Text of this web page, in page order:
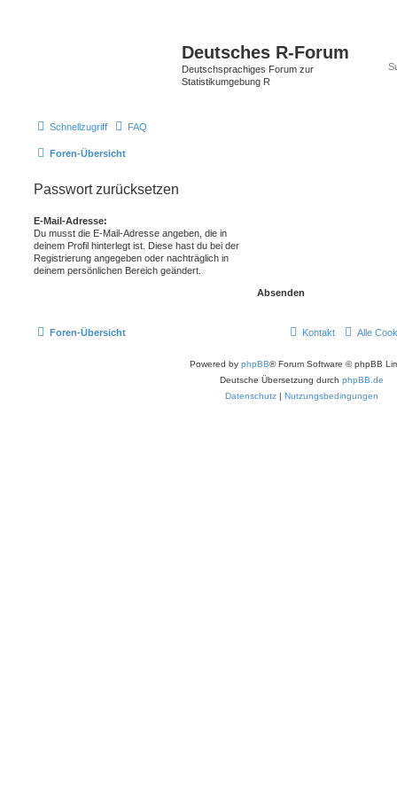
Deutsches R-Forum
Deutschsprachiges Forum zur
Statistikumgebung R
Schnellzugriff FAQ
Foren-Übersicht
Passwort zurücksetzen
E-Mail-Adresse:
Du musst die E-Mail-Adresse angeben, die in
deinem Profil hinterlegt ist. Diese hast du bei der
Registrierung angegeben oder nachträglich in
deinem persönlichen Bereich geändert.
Foren-Übersicht Alle
Kontakt
Powered by phpBB® Forum Software © phpBB
Deutsche Übersetzung durch phpBB.de
Datenschutz | Nutzungsbedingungen